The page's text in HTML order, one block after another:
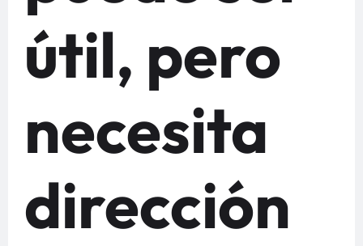
útil, pero
necesita
dirección